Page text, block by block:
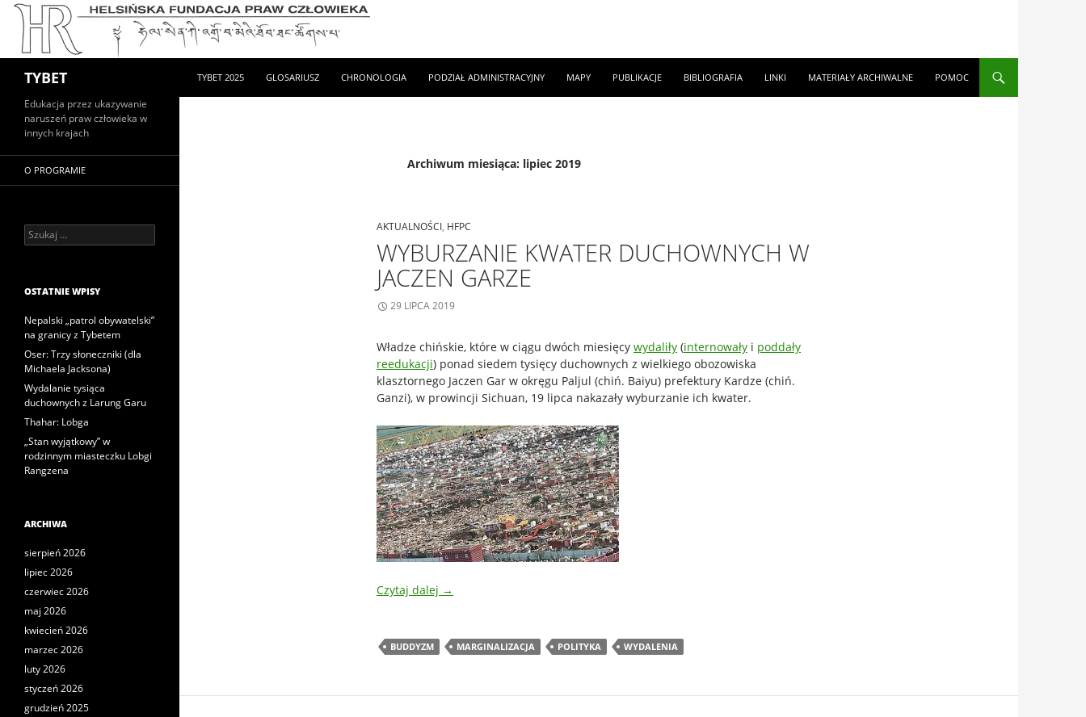
TYBET
TYBET 2025
GLOSARIUSZ CHRONOLOGIA PODZIAŁ ADMINISTRACYJNY MAPY PUBLIKACJE BIBLIOGRAFIA LINKI MATERIAŁY ARCHIWALNE POMOC
Archiwum miesiąca: lipiec 2019
AKTUALNOŚCI, HFPC
WYBURZANIE KWATER DUCHOWNYCH W
JACZEN GARZE
29 LIPCA 2019
Władze chińskie, które w ciągu dwóch miesięcy wydaliły (internowały i poddały
reedukacji) ponad siedem tysięcy duchownych z wielkiego obozowiska
klasztornego Jaczen Gar w okręgu Paljul (chiń. Baiyu) prefektury Kardze (chiń.
Ganzi), w prowincji Sichuan, 19 lipca nakazały wyburzanie ich kwater.
Czytaj dalej →
BUDDYZM MARGINALIZACJA POLITYKA WYDALENIA
Edukacja przez ukazywanie
naruszeń praw człowieka w
innych krajach
O PROGRAMIE
Szukaj:
OSTATNIE WPISY
Nepalski „patrol obywatelski”
na granicy z Tybetem
Oser: Trzy słoneczniki (dla
Michaela Jacksona)
Wydalanie tysiąca
duchownych z Larung Garu
Thahar: Lobga
„Stan wyjątkowy” w
rodzinnym miasteczku Lobgi
Rangzena
ARCHIWA
sierpień 2026
lipiec 2026
czerwiec 2026
maj 2026
kwiecień 2026
marzec 2026
luty 2026
styczeń 2026
grudzień 2025